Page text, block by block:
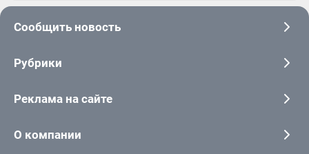
Сообщить новость
Рубрики
Реклама на сайте
О компании